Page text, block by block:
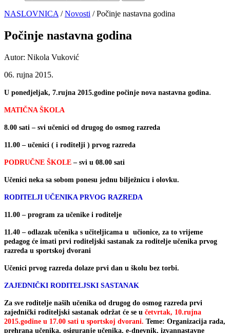
NASLOVNICA /Novosti / Počinje nastavna godina
Počinje nastavna godina
Autor: Nikola Vuković
06. rujna 2015.
U ponedjeljak, 7.rujna 2015.godine počinje nova nastavna godina.
MATIČNA ŠKOLA
8.00 sati – svi učenici od drugog do osmog razreda
11.00 – učenici ( i roditelji ) prvog razreda
PODRUČNE ŠKOLE – svi u 08.00 sati
Učenici neka sa sobom ponesu jednu bilježnicu i olovku.
RODITELJI UČENIKA PRVOG RAZREDA
11.00 – program za učenike i roditelje
11.40 – odlazak učenika s učiteljicama u učionice, za to vrijeme
pedagog će imati prvi roditeljski sastanak za roditelje učenika prvog
razreda u sportskoj dvorani
Učenici prvog razreda dolaze prvi dan u školu bez torbi.
ZAJEDNIČKI RODITELJSKI SASTANAK
Za sve roditelje naših učenika od drugog do osmog razreda prvi
zajednički roditeljski sastanak održat će se u četvrtak, 10.rujna
2015.godine u 17.00 sati u sportskoj dvorani. Teme: Organizacija rada,
prehrana učenika, osiguranje učenika, e-dnevnik, izvannastavne